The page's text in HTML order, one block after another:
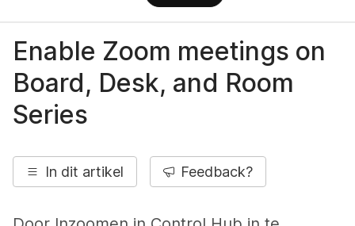
Enable Zoom meetings on
Board, Desk, and Room
Series
In dit artikel Feedback?